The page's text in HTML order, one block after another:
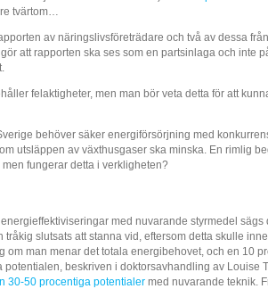
tvärtom…
av näringslivsföreträdare och två av dessa från
att rapporten ska ses som en partsinlaga och inte
felaktigheter, men man bör veta detta för att
behöver säker energiförsörjning med
utsläppen av växthusgaser ska minska. En rimlig
fungerar detta i verkligheten?
med nuvarande styrmedel sägs
tråkig slutsats att stanna vid, eftersom detta skulle
om man menar det totala energibehovet, och en 10
beskriven i doktorsavhandling av Louise
30-50 procentiga potentialer med nuvarande teknik.